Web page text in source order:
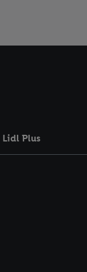
Lidl Plus